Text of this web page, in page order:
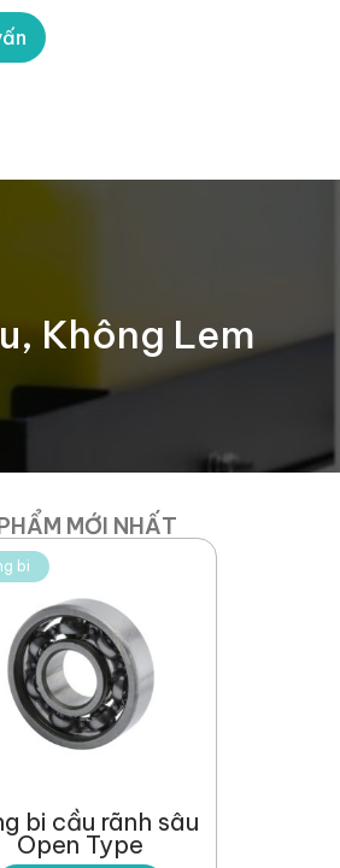
Không Lem
MỚI NHẤT
bi
bi cầu rãnh sâu
Open Type